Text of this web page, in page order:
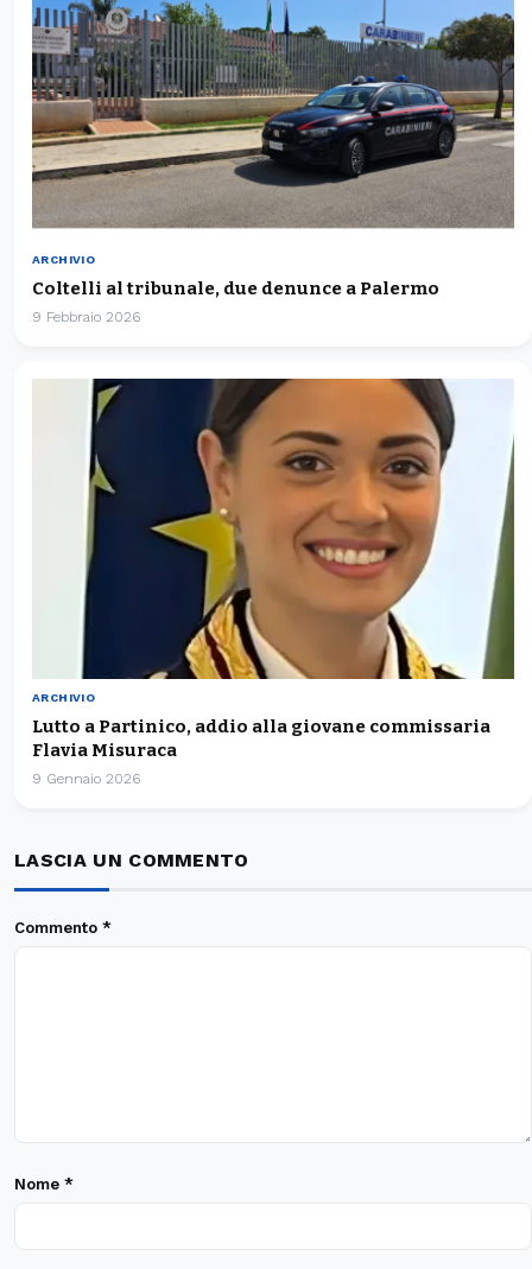
ARCHIVIO
Coltelli al tribunale, due denunce a Palermo
9 Febbraio 2026
ARCHIVIO
Lutto a Partinico, addio alla giovane commissaria
Flavia Misuraca
9 Gennaio 2026
LASCIA UN COMMENTO
Commento *
Nome *